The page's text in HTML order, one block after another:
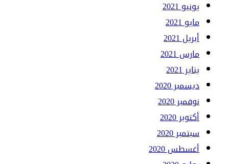
يونيو 2021
مايو 2021
أبريل 2021
مارس 2021
يناير 2021
ديسمبر 2020
نوفمبر 2020
أكتوبر 2020
سبتمبر 2020
أغسطس 2020